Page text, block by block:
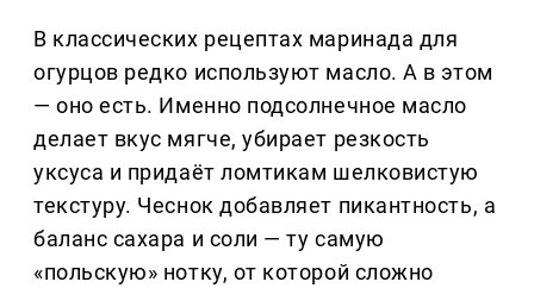
В классических рецептах маринада для
огурцов редко используют масло. А в этом
— оно есть. Именно подсолнечное масло
делает вкус мягче, убирает резкость
уксуса и придаёт ломтикам шелковистую
текстуру. Чеснок добавляет пикантность, а
баланс сахара и соли — ту самую
«польскую» нотку, от которой сложно